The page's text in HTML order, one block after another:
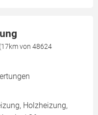
von 48624
Holzheizung,